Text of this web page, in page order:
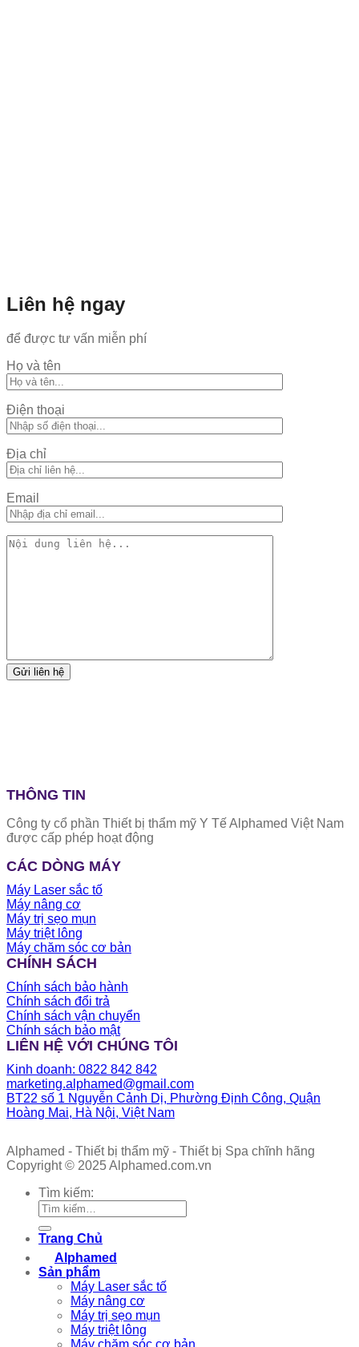
Liên hệ ngay
để được tư vấn miễn phí
Họ và tên
Điện thoại
Địa chỉ
Email
THÔNG TIN
Công ty cổ phần Thiết bị thẩm mỹ Y Tế Alphamed Việt Nam
được cấp phép hoạt động
CÁC DÒNG MÁY
Máy Laser sắc tố
Máy nâng cơ
Máy trị sẹo mụn
Máy triệt lông
Máy chăm sóc cơ bản
CHÍNH SÁCH
Chính sách bảo hành
Chính sách đổi trả
Chính sách vận chuyển
Chính sách bảo mật
LIÊN HỆ VỚI CHÚNG TÔI
Kinh doanh: 0822 842 842
marketing.alphamed@gmail.com
BT22 số 1 Nguyễn Cảnh Dị, Phường Định Công, Quận
Hoàng Mai, Hà Nội, Việt Nam
Alphamed - Thiết bị thẩm mỹ - Thiết bị Spa chĩnh hãng
Copyright © 2025 Alphamed.com.vn
Tìm kiếm:
Trang Chủ
Alphamed
Sản phẩm
Máy Laser sắc tố
Máy nâng cơ
Máy trị sẹo mụn
Máy triệt lông
Máy chăm sóc cơ bản